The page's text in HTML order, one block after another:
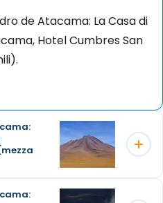
de Atacama: La Casa di
Hotel Cumbres San